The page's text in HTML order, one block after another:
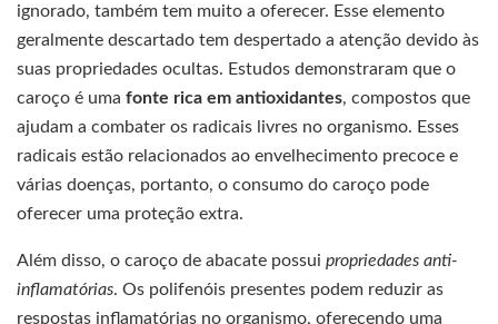
ignorado, também tem muito a oferecer. Esse elemento
geralmente descartado tem despertado a atenção devido às
suas propriedades ocultas. Estudos demonstraram que o
caroço é uma fonte rica em antioxidantes, compostos que
ajudam a combater os radicais livres no organismo. Esses
radicais estão relacionados ao envelhecimento precoce e
várias doenças, portanto, o consumo do caroço pode
oferecer uma proteção extra.
Além disso, o caroço de abacate possui propriedades anti-
inflamatórias. Os polifenóis presentes podem reduzir as
respostas inflamatórias no organismo, oferecendo uma